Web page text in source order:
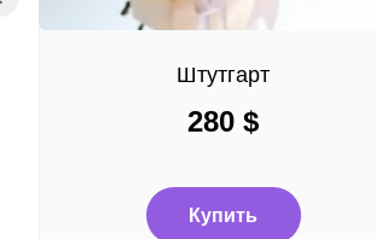
Штутгарт
280 $
Купить